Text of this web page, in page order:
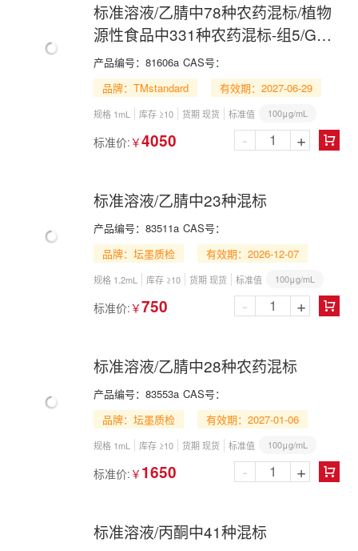
标准溶液/乙腈中78种农药混标/植物
源性食品中331种农药混标-组5/GB
23200.121-2021/GB 23200.121-
2026/78 Pesticide Mix in
Acetonitrile
产品编号： 81606a CAS号：
品牌：TMstandard
有效期：2027-06-29
规格 1mL 库存 ≥10 货期 现货 标准值 100μg/mL
标准价: ￥4050 
- +
标准溶液/乙腈中23种混标
产品编号： 83511a CAS号：
品牌：坛墨质检
有效期：2026-12-07
规格 1.2mL 库存 ≥10 货期 现货 标准值 100μg/mL
标准价: ￥750 
- +
标准溶液/乙腈中28种农药混标
产品编号： 83553a CAS号：
品牌：坛墨质检
有效期：2027-01-06
规格 1mL 库存 ≥10 货期 现货 标准值 100μg/mL
标准价: ￥ 1650 
- +
标准溶液/丙酮中41种混标